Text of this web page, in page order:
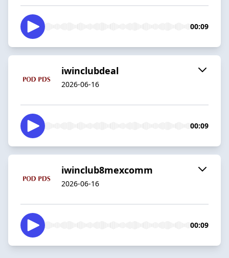
00:09
iwinclubdeal
2026-06-16
00:09
iwinclub8mexcomm
2026-06-16
00:09